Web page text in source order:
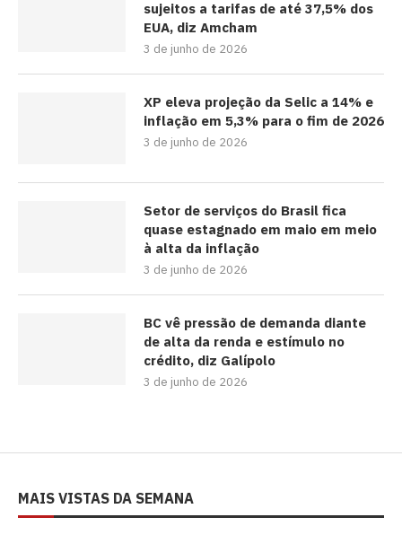
sujeitos a tarifas de até 37,5% dos
EUA, diz Amcham
3 de junho de 2026
XP eleva projeção da Selic a 14% e
inflação em 5,3% para o fim de 2026
3 de junho de 2026
Setor de serviços do Brasil fica
quase estagnado em maio em meio
à alta da inflação
3 de junho de 2026
BC vê pressão de demanda diante
de alta da renda e estímulo no
crédito, diz Galípolo
3 de junho de 2026
MAIS VISTAS DA SEMANA